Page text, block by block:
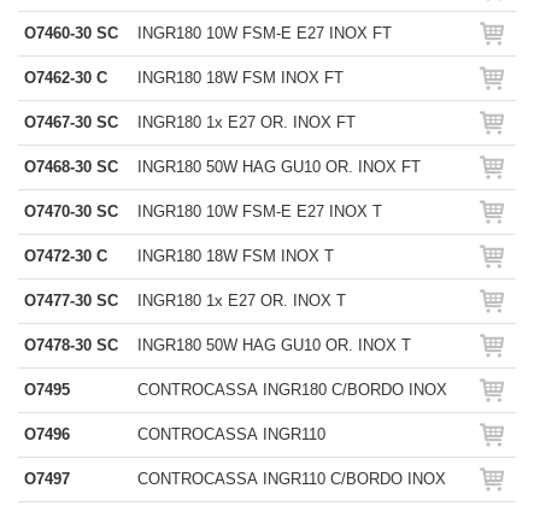
O7460-30 SC INGR180 10W FSM-E E27 INOX FT
O7462-30 C INGR180 18W FSM INOX FT
O7467-30 SC INGR180 1x E27 OR. INOX FT
O7468-30 SC INGR180 50W HAG GU10 OR. INOX FT
O7470-30 SC INGR180 10W FSM-E E27 INOX T
O7472-30 C INGR180 18W FSM INOX T
O7477-30 SC INGR180 1x E27 OR. INOX T
O7478-30 SC INGR180 50W HAG GU10 OR. INOX T
O7495 CONTROCASSA INGR180 C/BORDO INOX
O7496 CONTROCASSA INGR110
O7497 CONTROCASSA INGR110 C/BORDO INOX